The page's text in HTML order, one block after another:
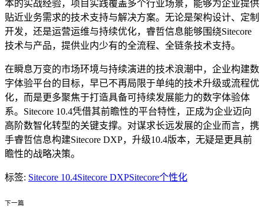
本的实战经验，项目实践覆盖多个行业场景，能够为企业提供
贴近业务需求的技术支持与解决方案。无论是架构设计、定制
开发，还是运营运维与持续优化，睿哲信息能够围绕Sitecore
技术与产品，提供业内少有的全流程、全链条技术支持。
在瞬息万变的市场环境与持续演进的技术浪潮中，企业构建数
字体验平台的目标，早已不再局限于单纯的技术升级或流程优
化，而是更多聚焦于打造具备可持续发展能力的数字体验体
系。Sitecore 10.4凭借其前瞻性的平台特性，正成为企业迈向
高阶数智化转型的关键支撑。对谋求长远发展的企业而言，携
手睿哲信息构建Sitecore DXP，升级10.4版本，无疑是更具前
瞻性的战略决策。
标签: Sitecore 10.4Sitecore DXPSitecore个性化
下一篇